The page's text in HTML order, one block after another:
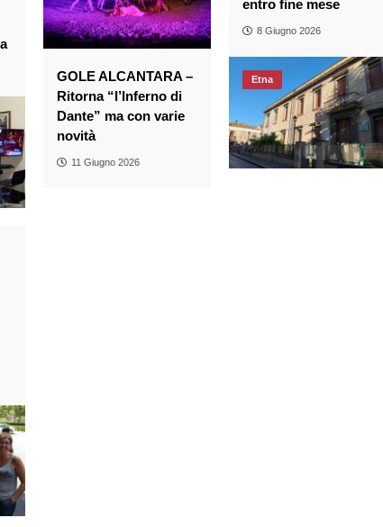
GOLE ALCANTARA –
Ritorna “l’Inferno di
Dante” ma con varie
novità
11 Giugno 2026
Etna
entro fine mese
8 Giugno 2026